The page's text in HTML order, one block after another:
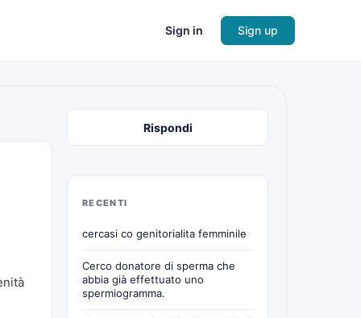
Sign in Sign up
Rispondi
RECENTI
cercasi co genitorialita femminile
Cerco donatore di sperma che
abbia già effettuato uno
spermiogramma.